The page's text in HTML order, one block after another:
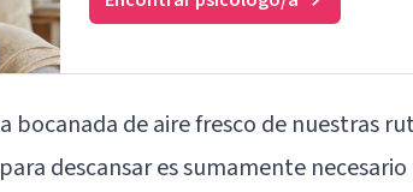
bocanada de aire fresco de nuestras
descansar es sumamente